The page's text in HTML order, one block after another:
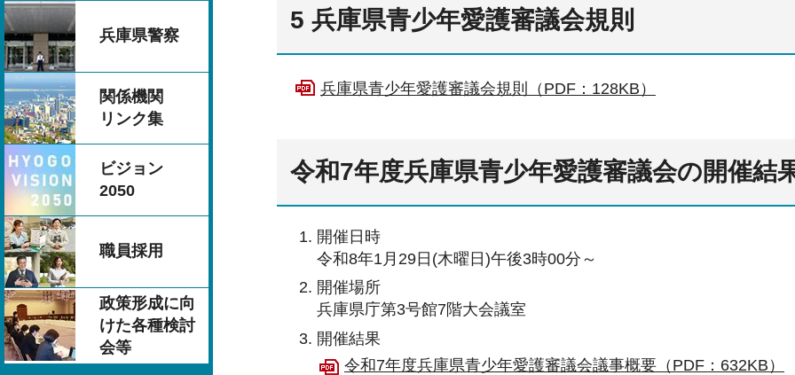
兵庫県警察
関係機関
リンク集
ビジョン
2050
職員採用
政策形成に向
けた各種検討
会等
5 兵庫県青少年愛護審議会規則
兵庫県青少年愛護審議会規則（PDF：128KB）
令和7年度兵庫県青少年愛護審議会の開催結
開催日時
令和8年1月29日(木曜日)午後3時00分～
開催場所
兵庫県庁第3号館7階大会議室
開催結果
令和7年度兵庫県青少年愛護審議会議事概要（PDF：632KB）